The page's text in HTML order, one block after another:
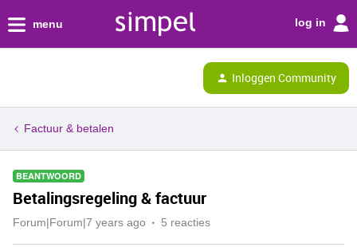
menu log in
Inloggen Community
Factuur & betalen
BEANTWOORD
Betalingsregeling & factuur
Forum|Forum|7 years ago 5 reacties